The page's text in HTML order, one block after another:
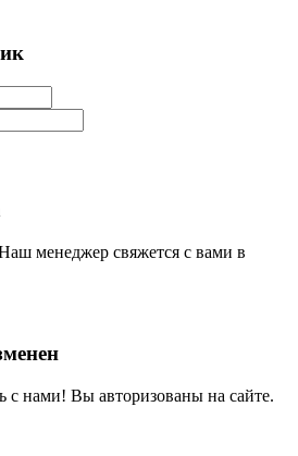
менеджер свяжется с вами в
с нами! Вы авторизованы на сайте.